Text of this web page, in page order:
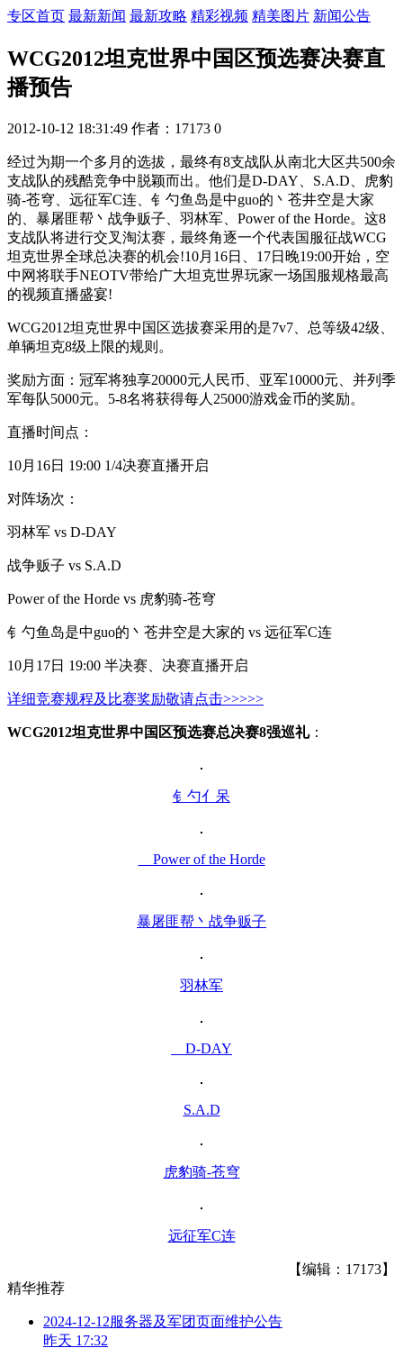
专区首页 最新新闻 最新攻略 精彩视频 精美图片 新闻公告
WCG2012坦克世界中国区预选赛决赛直
播预告
2012-10-12 18:31:49 作者：17173 0
经过为期一个多月的选拔，最终有8支战队从南北大区共500余
支战队的残酷竞争中脱颖而出。他们是D-DAY、S.A.D、虎豹
骑-苍穹、远征军C连、钅勺鱼岛是中guo的丶苍井空是大家
的、暴屠匪帮丶战争贩子、羽林军、Power of the Horde。这8
支战队将进行交叉淘汰赛，最终角逐一个代表国服征战WCG
坦克世界全球总决赛的机会!10月16日、17日晚19:00开始，空
中网将联手NEOTV带给广大坦克世界玩家一场国服规格最高
的视频直播盛宴!
WCG2012坦克世界中国区选拔赛采用的是7v7、总等级42级、
单辆坦克8级上限的规则。
奖励方面：冠军将独享20000元人民币、亚军10000元、并列季
军每队5000元。5-8名将获得每人25000游戏金币的奖励。
直播时间点：
10月16日 19:00 1/4决赛直播开启
对阵场次：
羽林军 vs D-DAY
战争贩子 vs S.A.D
Power of the Horde vs 虎豹骑-苍穹
钅勺鱼岛是中guo的丶苍井空是大家的 vs 远征军C连
10月17日 19:00 半决赛、决赛直播开启
详细竞赛规程及比赛奖励敬请点击>>>>>
WCG2012坦克世界中国区预选赛总决赛8强巡礼：
钅勺亻呆
Power of the Horde
暴屠匪帮丶战争贩子
羽林军
D-DAY
S.A.D
虎豹骑-苍穹
远征军C连
【编辑：17173】
精华推荐
2024-12-12服务器及军团页面维护公告
昨天 17:32